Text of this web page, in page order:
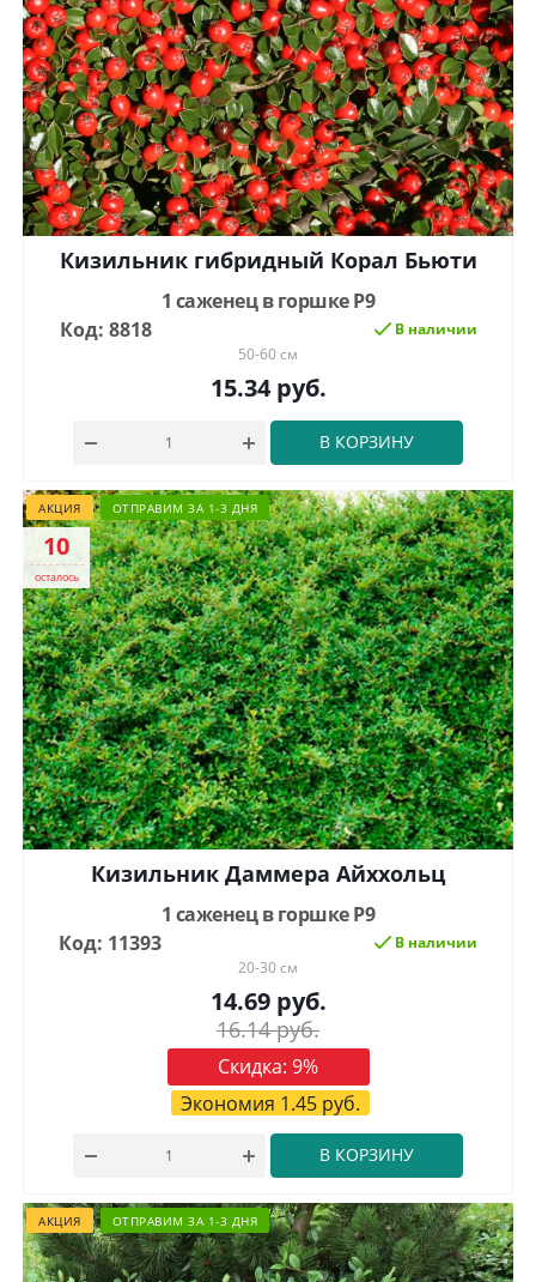
Кизильник гибридный Корал Бьюти
1 саженец в горшке Р9
Код: 8818
В наличии
50-60 см
15.34руб.
В КОРЗИНУ
АКЦИЯ ОТПРАВИМ ЗА 1-3 ДНЯ
10
осталось
Кизильник Даммера Айххольц
1 саженец в горшке Р9
Код: 11393
В наличии
20-30 см
14.69руб.
16.14руб.
Скидка: 9%
Экономия 1.45руб.
В КОРЗИНУ
АКЦИЯ ОТПРАВИМ ЗА 1-3 ДНЯ